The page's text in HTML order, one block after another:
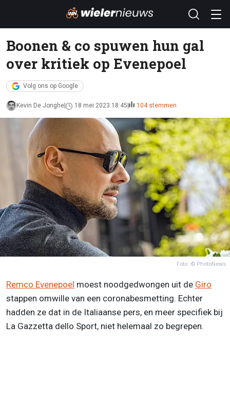
Boonen & co spuwen hun gal
over kritiek op Evenepoel
Volg ons op Google
Kevin De Jonghe 18 mei 2023 18:45 104 stemmen
Foto: © PhotoNews
Remco Evenepoel moest noodgedwongen uit de Giro
stappen omwille van een coronabesmetting. Echter
hadden ze dat in de Italiaanse pers, en meer specifiek bij
La Gazzetta dello Sport, niet helemaal zo begrepen.